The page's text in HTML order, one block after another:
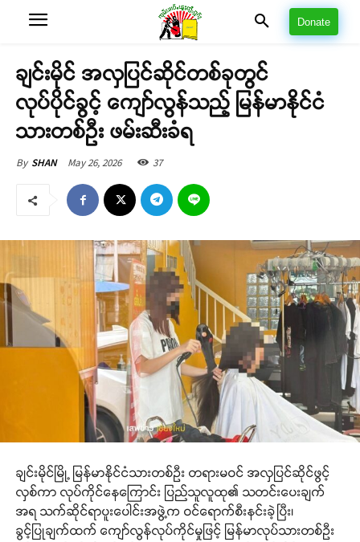
Donate
ချင်းမိုင် အလှပြင်ဆိုင်တစ်ခုတွင်
လုပ်ပိုင်ခွင့် ကျော်လွန်သည့် မြန်မာနိုင်ငံ
သားတစ်ဦး ဖမ်းဆီးခံရ
By SHAN May 26, 2026 37
ချင်းမိုင်မြို့ မြန်မာနိုင်ငံသားတစ်ဦး တရားမဝင် အလှပြင်ဆိုင်ဖွင့်
လှစ်ကာ လုပ်ကိုင်နေကြောင်း ပြည်သူလူထု၏ သတင်းပေးချက်
အရ သက်ဆိုင်ရာပူးပေါင်းအဖွဲ့က ဝင်ရောက်စီးနင်းခဲ့ပြီး၊
ခွင့်ပြုချက်ထက် ကျော်လွန်လုပ်ကိုင်မှုဖြင့် မြန်မာလုပ်သားတစ်ဦး